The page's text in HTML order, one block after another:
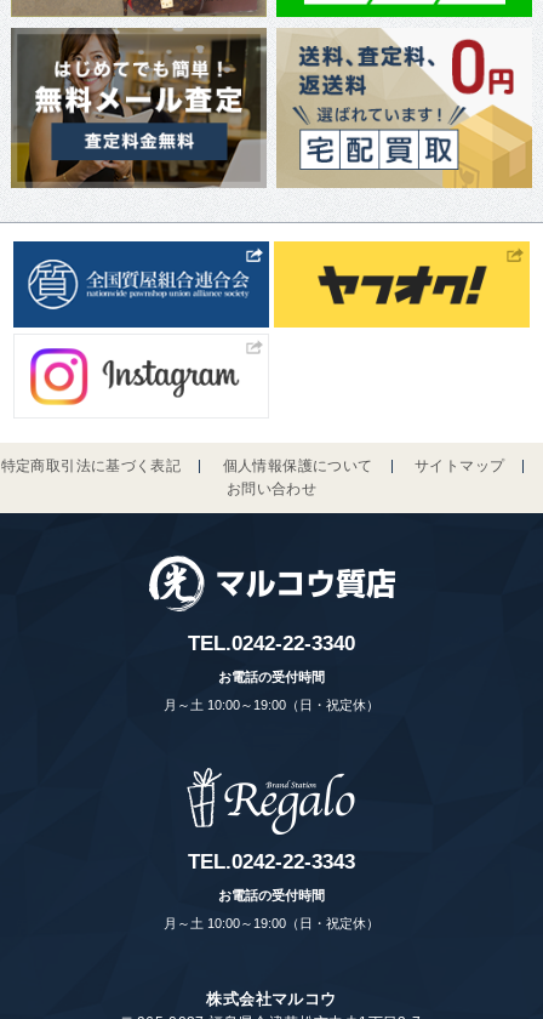
特定商取引法に基づく表記 個人情報保護について
サイトマップ
お問い合わせ
TEL.0242-22-3340
お電話の受付時間
月～土 10:00～19:00（日・祝定休）
TEL.0242-22-3343
お電話の受付時間
月～土 10:00～19:00（日・祝定休）
株式会社マルコウ